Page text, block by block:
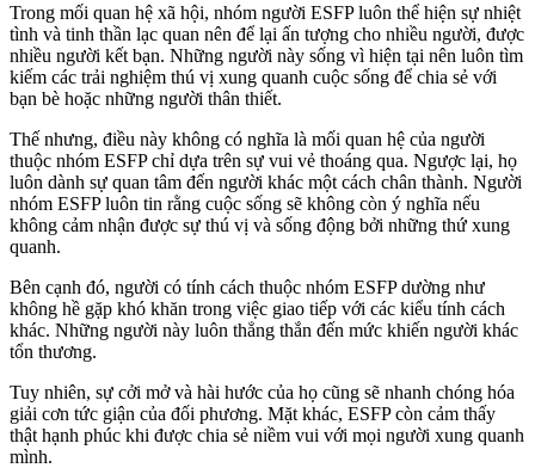
Trong mối quan hệ xã hội, nhóm người ESFP luôn thể hiện sự nhiệt
tình và tinh thần lạc quan nên để lại ấn tượng cho nhiều người, được
nhiều người kết bạn. Những người này sống vì hiện tại nên luôn tìm
kiếm các trải nghiệm thú vị xung quanh cuộc sống để chia sẻ với
bạn bè hoặc những người thân thiết.
Thế nhưng, điều này không có nghĩa là mối quan hệ của người
thuộc nhóm ESFP chỉ dựa trên sự vui vẻ thoáng qua. Ngược lại, họ
luôn dành sự quan tâm đến người khác một cách chân thành. Người
nhóm ESFP luôn tin rằng cuộc sống sẽ không còn ý nghĩa nếu
không cảm nhận được sự thú vị và sống động bởi những thứ xung
quanh.
Bên cạnh đó, người có tính cách thuộc nhóm ESFP dường như
không hề gặp khó khăn trong việc giao tiếp với các kiểu tính cách
khác. Những người này luôn thẳng thắn đến mức khiến người khác
tổn thương.
Tuy nhiên, sự cởi mở và hài hước của họ cũng sẽ nhanh chóng hóa
giải cơn tức giận của đối phương. Mặt khác, ESFP còn cảm thấy
thật hạnh phúc khi được chia sẻ niềm vui với mọi người xung quanh
mình.